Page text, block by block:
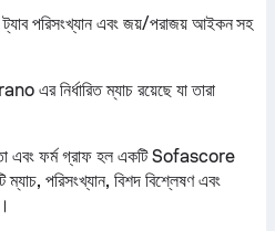
পরিসংখ্যান এবং জয়/পরাজয় আইকন সহ
নির্ধারিত ম্যাচ রয়েছে যা তারা
ফর্ম গ্রাফ হল একটি Sofascore
পরিসংখ্যান, বিশদ বিশ্লেষণ এবং